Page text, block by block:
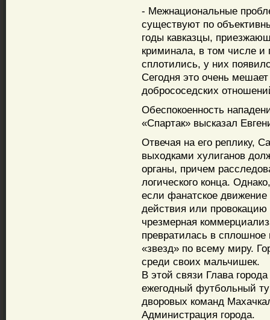
- Межнациональные
существуют по
годы кавказцы,
криминала, в том числе и
сплотились, у них
Сегодня это очень
добрососедских
Обеспокоенность
«Спартак» высказал
Отвечая на его реплику,
выходками хулиганов
органы, причем
логического конца.
если фанатское
действия или
чрезмерная
превратилась в
«звезд» по всему миру.
среди своих мальчишек.
В этой связи Глава
ежегодный футбольный
дворовых команд
Администрация города.